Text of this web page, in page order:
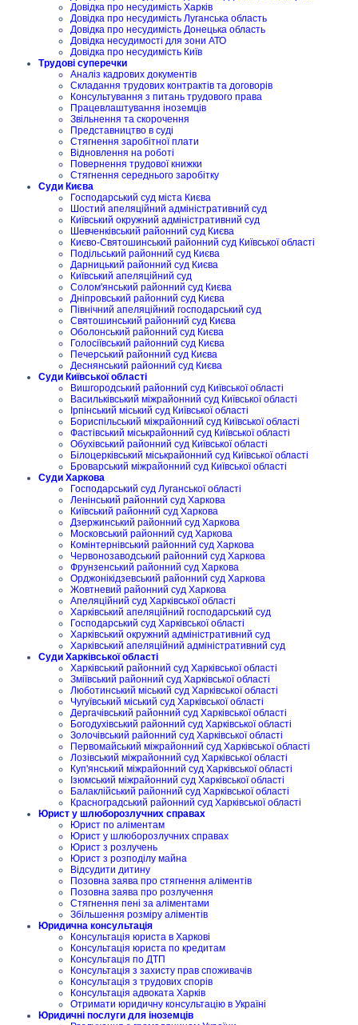
Довідка про несудимість Харків
Довідка про несудимість Луганська область
Довідка про несудимість Донецька область
Довідка несудимості для зони АТО
Довідка про несудимість Київ
Трудові суперечки
Аналіз кадрових документів
Складання трудових контрактів та договорів
Консультування з питань трудового права
Працевлаштування іноземців
Звільнення та скорочення
Представництво в суді
Стягнення заробітної плати
Відновлення на роботі
Повернення трудової книжки
Стягнення середнього заробітку
Суди Києва
Господарський суд міста Києва
Шостий апеляційний адміністративний суд
Київський окружний адміністративний суд
Шевченківський районний суд Києва
Києво-Святошинський районний суд Київської області
Подільський районний суд Києва
Дарницький районний суд Києва
Київський апеляційний суд
Солом'янський районний суд Києва
Дніпровський районний суд Києва
Північний апеляційний господарський суд
Святошинський районний суд Києва
Оболонський районний суд Києва
Голосіївський районний суд Києва
Печерський районний суд Києва
Деснянський районний суд Києва
Суди Київської області
Вишгородський районний суд Київської області
Васильківський міжрайонний суд Київської області
Ірпінський міський суд Київської області
Бориспільський міжрайонний суд Київської області
Фастівський міськрайонний суд Київської області
Обухівський районний суд Київської області
Білоцерківський міськрайонний суд Київської області
Броварський міжрайонний суд Київської області
Суди Харкова
Господарський суд Луганської області
Ленінський районний суд Харкова
Київський районний суд Харкова
Дзержинський районний суд Харкова
Московський районний суд Харкова
Комінтернівський районний суд Харкова
Червонозаводський районний суд Харкова
Фрунзенський районний суд Харкова
Орджонікідзевський районний суд Харкова
Жовтневий районний суд Харкова
Апеляційний суд Харківської області
Харківський апеляційний господарський суд
Господарський суд Харківської області
Харківський окружний адміністративний суд
Харківський апеляційний адміністративний суд
Суди Харківської області
Харківський районний суд Харківської області
Зміївський районний суд Харківської області
Люботинський міський суд Харківської області
Чугуївський міський суд Харківської області
Дергачівський районний суд Харківської області
Богодухівський районний суд Харківської області
Золочівський районний суд Харківської області
Первомайський міжрайонний суд Харківської області
Лозівський міжрайонний суд Харківської області
Куп'янський міжрайонний суд Харківської області
Ізюмський міжрайонний суд Харківської області
Балаклійський районний суд Харківської області
Красноградський районний суд Харківської області
Юрист у шлюборозлучних справах
Юрист по аліментам
Юрист у шлюборозлучних справах
Юрист з розлучень
Юрист з розподілу майна
Відсудити дитину
Позовна заява про стягнення аліментів
Позовна заява про розлучення
Стягнення пені за аліментами
Збільшення розміру аліментів
Юридична консультація
Консультація юриста в Харкові
Консультація юриста по кредитам
Консультація по ДТП
Консультація з захисту прав споживачів
Консультація з трудових спорів
Консультація адвоката Харків
Отримати юридичну консультацію в Україні
Юридичні послуги для іноземців